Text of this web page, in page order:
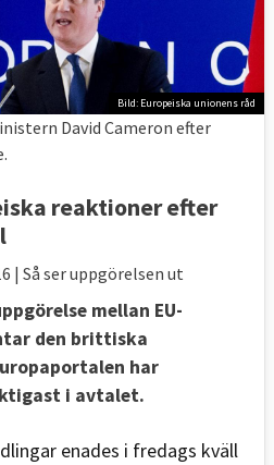
Bild: Europeiska unionens råd
David Cameron efter
reaktioner efter
| Så ser uppgörelsen ut
mellan EU-
den brittiska
har
i avtalet.
enades i fredags kväll